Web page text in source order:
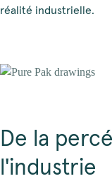
réalité industrielle.
De la
l'industrie